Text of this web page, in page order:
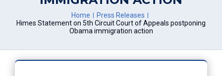
Home
Press Releases
Himes Statement on 5th Circuit Court of Appeals postponing
Obama immigration action